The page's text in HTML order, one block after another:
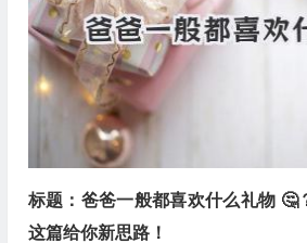
标题：爸爸一般都喜欢什么礼物 🤔
这篇给你新思路！